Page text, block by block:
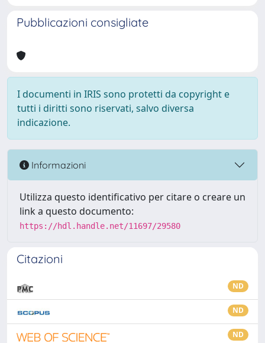
Pubblicazioni consigliate
I documenti in IRIS sono protetti da copyright e
tutti i diritti sono riservati, salvo diversa
indicazione.
Informazioni
Utilizza questo identificativo per citare o creare un
link a questo documento:
https://hdl.handle.net/11697/29580
Citazioni
ND
ND
ND